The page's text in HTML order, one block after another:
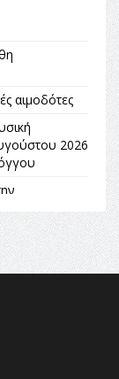
αιμοδότες
2026
απέναντι
γύρο του
Παγκόσμιας
Ο